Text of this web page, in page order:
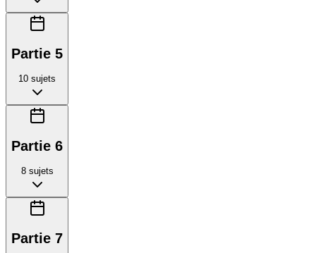
Partie 5
10 sujets
Partie 6
8sujets
Partie 7